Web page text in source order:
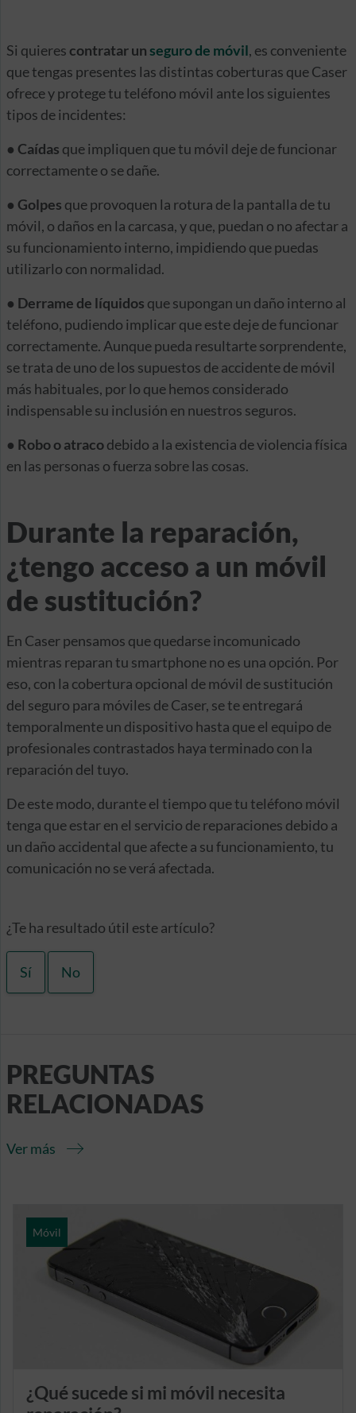
Si quieres contratar unseguro de móvil, es conveniente
que tengas presentes las distintas coberturas que Caser
ofrece y protege tu teléfono móvil ante los siguientes
tipos de incidentes:
● Caídas que impliquen que tu móvil deje de funcionar
correctamente o se dañe.
● Golpes que provoquen la rotura de la pantalla de tu
móvil, o daños en la carcasa, y que, puedan o no afectar a
su funcionamiento interno, impidiendo que puedas
utilizarlo con normalidad.
● Derrame de líquidos que supongan un daño interno al
teléfono, pudiendo implicar que este deje de funcionar
correctamente. Aunque pueda resultarte sorprendente,
se trata de uno de los supuestos de accidente de móvil
más habituales, por lo que hemos considerado
indispensable su inclusión en nuestros seguros.
● Robo o atracodebido a la existencia de violencia física
en las personas o fuerza sobre las cosas.
Durante la reparación,
¿tengo acceso a un móvil
de sustitución?
En Caser pensamos que quedarse incomunicado
mientras reparan tu smartphone no es una opción. Por
eso, con la cobertura opcional de móvil de sustitución
del seguro para móviles de Caser, se te entregará
temporalmente un dispositivo hasta que el equipo de
profesionales contrastados haya terminado con la
reparación del tuyo.
De este modo, durante el tiempo que tu teléfono móvil
tenga que estar en el servicio de reparaciones debido a
un daño accidental que afecte a su funcionamiento, tu
comunicación no se verá afectada.
¿Te ha resultado útil este artículo?
Sí No
PREGUNTAS
RELACIONADAS
Ver más
Móvil
¿Qué sucede si mi móvil necesita